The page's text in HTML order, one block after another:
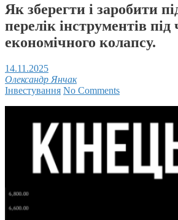
Як зберегти і заробити
перелік інструментів під
економічного колапсу.
14.11.2025
Олександр Янчак
Інвестування No Comments